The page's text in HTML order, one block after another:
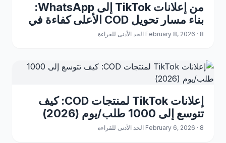
من إعلانات TikTok إلى WhatsApp:
بناء مسار تحويل COD الأعلى كفاءة في
عام 2026
February 8, 2026 · 8 الحد الأدنى للقراءة
إعلانات TikTok لمنتجات COD: كيف
تتوسع إلى 1000 طلب/يوم (2026)
February 6, 2026 · 8 الحد الأدنى للقراءة